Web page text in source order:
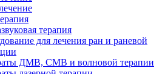
терапия
для лечения ран и раневой
ДМВ, СМВ и волновой терапии